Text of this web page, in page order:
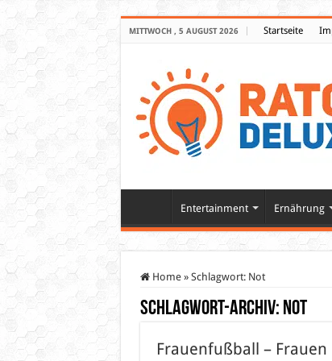
MITTWOCH , 5 AUGUST 2026 Startseite
Entertainment Ernährung
Home » Schlagwort: Not
Schlagwort-Archiv: Not
Frauenfußball – Frauen